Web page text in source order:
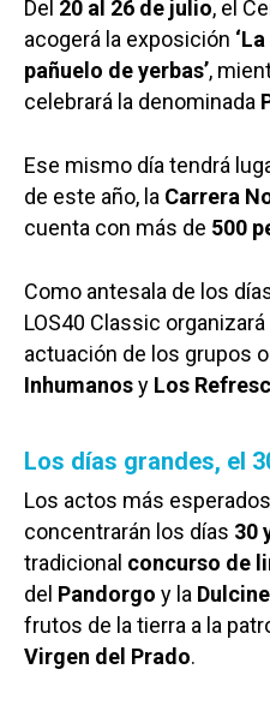
Del 20 al 26 de julio, el
acogerá la exposición
pañuelo de yerbas’,
celebrará la denominada
Ese mismo día tendrá
de este año, la Carrera
cuenta con más de 500
Como antesala de los
LOS40 Classic
actuación de los grupos
Inhumanosy Los
Los días grandes, el
Los actos más
concentrarán los días 30
tradicional concurso de
del Pandorgo y la
frutos de la tierra a la
Virgen del Prado.